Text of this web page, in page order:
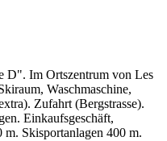
D". Im Ortszentrum von Les
Waschmaschine,
Zufahrt (Bergstrasse).
Einkaufsgeschäft,
m. Skisportanlagen 400 m.